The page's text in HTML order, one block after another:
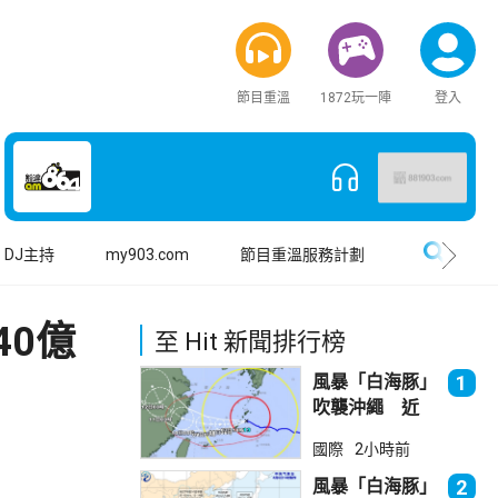
節目重溫 1872玩一陣 登入
DJ主持 my903.com 節目重溫服務計劃
億 至 Hit 新聞排行榜
風暴「白海豚」
吹襲沖繩 近
1
國際 2小時前
風暴「白海豚」 2